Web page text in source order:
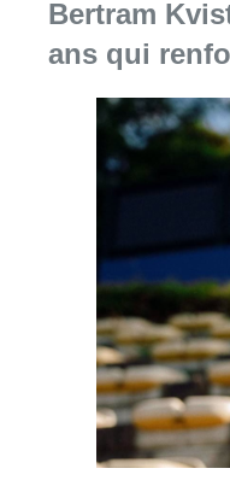
08 août 2026
Facebook
TwitterWhatsApp
Share
09 mai 2026- 17h39
Europe
journée de l'europe
Union Européenne
Bruxelles-ville
News